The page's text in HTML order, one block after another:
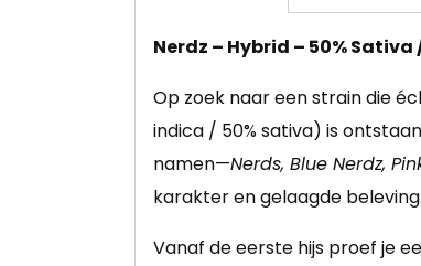
Nerdz – Hybrid – 50% Sativa
Op zoek naar een strain die
indica / 50% sativa) is
namen—Nerds, Blue Nerdz,
karakter en gelaagde beleving.
Vanaf de eerste hijs proef je